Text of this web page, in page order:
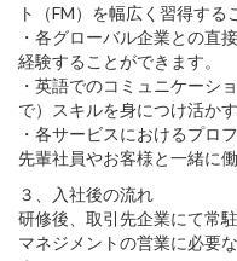
ト（FM）を幅広く習得する
・各グローバル企業との直
経験することができます。
・英語でのコミュニケーシ
で）スキルを身につけ活か
・各サービスにおけるプロ
先輩社員やお客様と一緒に
３、入社後の流れ
研修後、取引先企業にて常
マネジメントの営業に必要